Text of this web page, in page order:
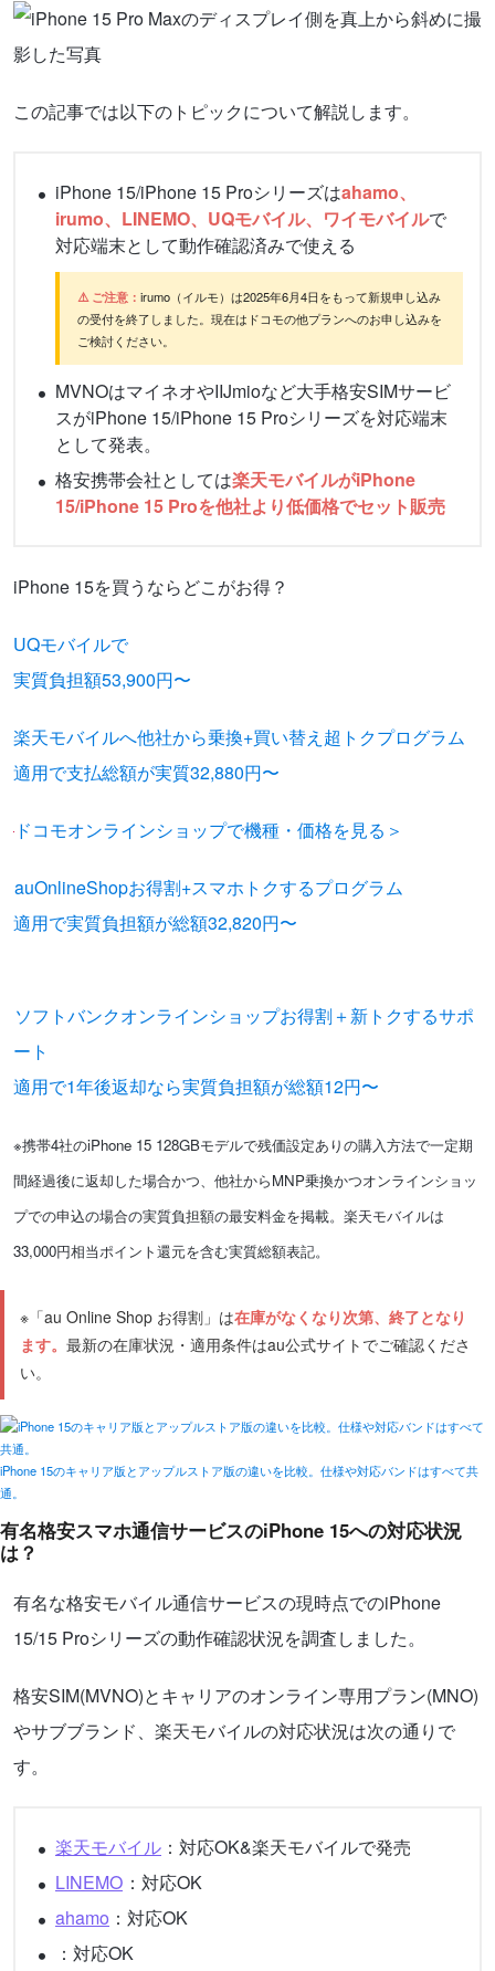
この記事では以下のトピックについて解説します。
iPhone 15/iPhone 15 Proシリーズはahamo、
irumo、LINEMO、UQモバイル、ワイモバイルで
対応端末として動作確認済みで使える
⚠️ ご注意： irumo（イルモ）は2025年6月4日をもって新規申し込み
の受付を終了しました。現在はドコモの他プランへのお申し込みを
ご検討ください。
MVNOはマイネオやIIJmioなど大手格安SIMサービ
スがiPhone 15/iPhone 15 Proシリーズを対応端末
として発表。
格安携帯会社としては楽天モバイルがiPhone
15/iPhone 15 Proを他社より低価格でセット販売
iPhone 15を買うならどこがお得？
UQモバイルで
実質負担額53,900円〜
楽天モバイルへ他社から乗換+買い替え超トクプログラム
適用で支払総額が実質32,880円〜
ドコモオンラインショップで機種・価格を見る＞
auOnlineShopお得割+スマホトクするプログラム
適用で実質負担額が総額32,820円〜
ソフトバンクオンラインショップお得割＋新トクするサポ
ート
適用で1年後返却なら実質負担額が総額12円〜
※携帯4社のiPhone 15 128GBモデルで残価設定ありの購入方法で一定期
間経過後に返却した場合かつ、他社からMNP乗換かつオンラインショッ
プでの申込の場合の実質負担額の最安料金を掲載。楽天モバイルは
33,000円相当ポイント還元を含む実質総額表記。
※「au Online Shop お得割」は在庫がなくなり次第、終了となり
ます。 最新の在庫状況・適用条件はau公式サイトでご確認くださ
い。
iPhone 15のキャリア版とアップルストア版の違いを比較。仕様や対応バンドはすべて共
通。
有名格安スマホ通信サービスのiPhone 15への対応状況
は？
有名な格安モバイル通信サービスの現時点でのiPhone
15/15 Proシリーズの動作確認状況を調査しました。
格安SIM(MVNO)とキャリアのオンライン専用プラン(MNO)
やサブブランド、楽天モバイルの対応状況は次の通りで
す。
楽天モバイル ：対応OK&楽天モバイルで発売
LINEMO ：対応OK
ahamo ：対応OK
：対応OK